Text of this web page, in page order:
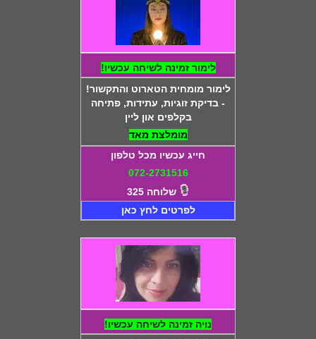
לימור זמינה לשיחה עכשיו!
לימור מומחית הטארוט והתקשור!
- בדיקת זוגיות, עתידות, פתיחה
בקלפים און ליין
מומלצת מאד
חייג עכשיו מכל טלפון
072-2731516
שלוחה 325
לפרטים לחץ כאן
נויה זמינה לשיחה עכשיו!